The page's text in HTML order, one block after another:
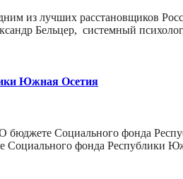
из лучших расстановщиков
Бельцер, системный
Южная Осетия
Социального фонда
фонда Республики